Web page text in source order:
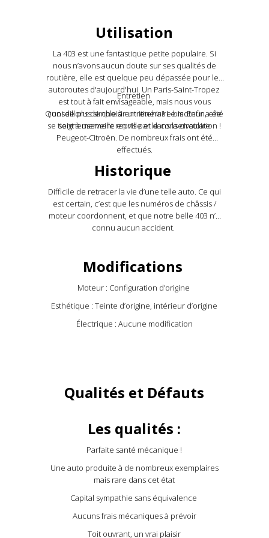
Utilisation
La 403 est une fantastique petite populaire. Si
nous n’avons aucun doute sur ses qualités de
routière, elle est quelque peu dépassée pour les
autoroutes d'aujourd'hui. Un Paris-Saint-Tropez
est tout à fait envisageable, mais nous vous
conseillons de choisir un itinéraire bis. Enfin, elle
se tient à merveille en ville et dans la circulation !
Entretien
Quoi de plus simple à entretenir ! Le moteur a été
soigneusement repris par le conservatoire
Peugeot-Citroën. De nombreux frais ont été
effectués.
Historique
Difficile de retracer la vie d’une telle auto. Ce qui
est certain, c’est que les numéros de châssis /
moteur coordonnent, et que notre belle 403 n’a
connu aucun accident.
Modifications
Moteur : Configuration d’origine
Esthétique : Teinte d’origine, intérieur d’origine
Électrique : Aucune modification
Qualités et Défauts
Les qualités :
Parfaite santé mécanique !
Une auto produite à de nombreux exemplaires
mais rare dans cet état
Capital sympathie sans équivalence
Aucuns frais mécaniques à prévoir
Toit ouvrant, un vrai plaisir